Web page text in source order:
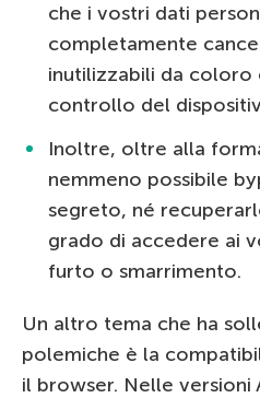
che i vostri dati
completamente
inutilizzabili da coloro
controllo del
Inoltre, oltre alla
nemmeno possibile
segreto, né
grado di accedere ai
furto o smarrimento.
Un altro tema che ha
polemiche è la
il browser. Nelle versioni